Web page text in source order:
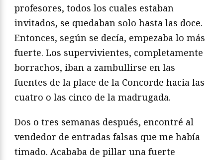
profesores, todos los cuales estaban
invitados, se quedaban solo hasta las doce.
Entonces, según se decía, empezaba lo más
fuerte. Los supervivientes, completamente
borrachos, iban a zambullirse en las
fuentes de la place de la Concorde hacia las
cuatro o las cinco de la madrugada.
Dos o tres semanas después, encontré al
vendedor de entradas falsas que me había
timado. Acababa de pillar una fuerte